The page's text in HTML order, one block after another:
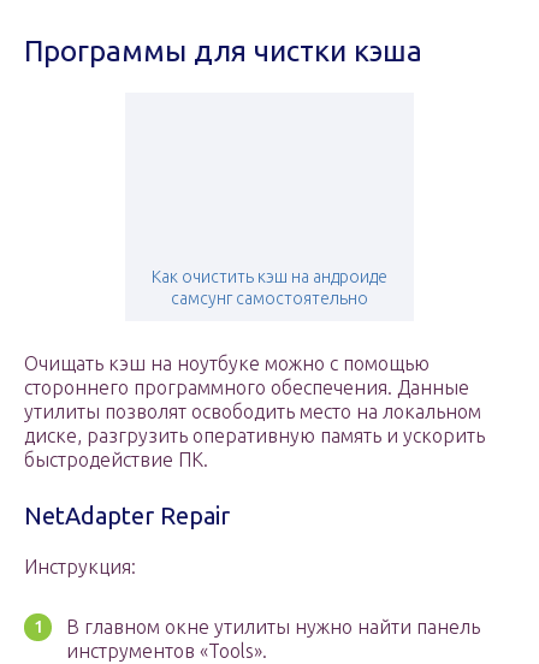
Программы для чистки кэша
Как очистить кэш на андроиде
самсунг самостоятельно
Очищать кэш на ноутбуке можно с помощью
стороннего программного обеспечения. Данные
утилиты позволят освободить место на локальном
диске, разгрузить оперативную память и ускорить
быстродействие ПК.
NetAdapter Repair
Инструкция:
В главном окне утилиты нужно найти панель
инструментов «Tools».